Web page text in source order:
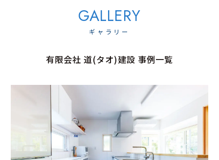
ギャラリー
有限会社 道(タオ)建設 事例一覧